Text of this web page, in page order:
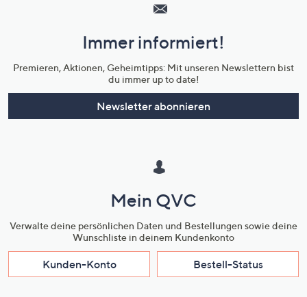
Unternehmensinformationen
Immer informiert!
Premieren, Aktionen, Geheimtipps: Mit unseren Newslettern bist
du immer up to date!
Newsletter abonnieren
Mein QVC
Verwalte deine persönlichen Daten und Bestellungen sowie deine
Wunschliste in deinem Kundenkonto
Kunden-Konto Bestell-Status